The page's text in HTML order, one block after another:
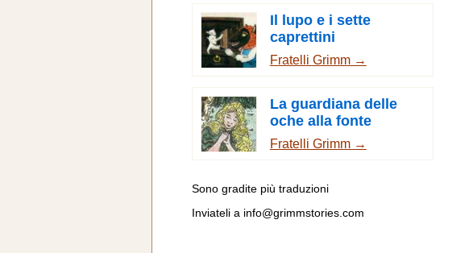
Il lupo e i sette
caprettini
Fratelli Grimm →
La guardiana delle
oche alla fonte
Fratelli Grimm →
Sono gradite più traduzioni
Inviateli a info@grimmstories.com